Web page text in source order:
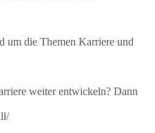
um die Themen Karriere und
weiter entwickeln? Dann